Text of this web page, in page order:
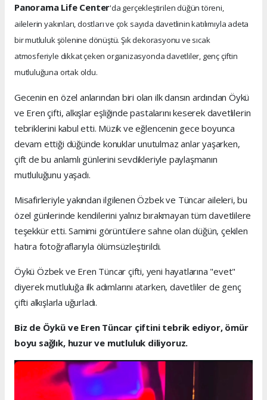
Panorama Life Center'da gerçekleştirilen düğün töreni,
ailelerin yakınları, dostları ve çok sayıda davetlinin katılımıyla adeta
bir mutluluk şölenine dönüştü. Şık dekorasyonu ve sıcak
atmosferiyle dikkat çeken organizasyonda davetliler, genç çiftin
mutluluğuna ortak oldu.
Gecenin en özel anlarından biri olan ilk dansın ardından Öykü
ve Eren çifti, alkışlar eşliğinde pastalarını keserek davetlilerin
tebriklerini kabul etti. Müzik ve eğlencenin gece boyunca
devam ettiği düğünde konuklar unutulmaz anlar yaşarken,
çift de bu anlamlı günlerini sevdikleriyle paylaşmanın
mutluluğunu yaşadı.
Misafirleriyle yakından ilgilenen Özbek ve Tüncar aileleri, bu
özel günlerinde kendilerini yalnız bırakmayan tüm davetlilere
teşekkür etti. Samimi görüntülere sahne olan düğün, çekilen
hatıra fotoğraflarıyla ölümsüzleştirildi.
Öykü Özbek ve Eren Tüncar çifti, yeni hayatlarına "evet"
diyerek mutluluğa ilk adımlarını atarken, davetliler de genç
çifti alkışlarla uğurladı.
Biz de Öykü ve Eren Tüncar çiftini tebrik ediyor, ömür
boyu sağlık, huzur ve mutluluk diliyoruz.